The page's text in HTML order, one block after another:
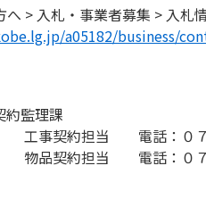
へ > 入札・事業者募集 > 入札
a05182/business/
監理課
約担当 電話：０７８
約担当 電話：０７８